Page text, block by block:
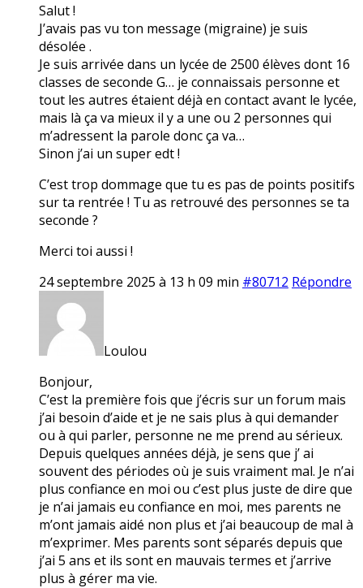
Salut !
J’avais pas vu ton message (migraine) je suis
désolée .
Je suis arrivée dans un lycée de 2500 élèves dont 16
classes de seconde G… je connaissais personne et
tout les autres étaient déjà en contact avant le lycée,
mais là ça va mieux il y a une ou 2 personnes qui
m’adressent la parole donc ça va…
Sinon j’ai un super edt !
C’est trop dommage que tu es pas de points positifs
sur ta rentrée ! Tu as retrouvé des personnes se ta
seconde ?
Merci toi aussi !
24 septembre 2025 à 13 h 09 min #80712 Répondre
Loulou
Bonjour,
C’est la première fois que j’écris sur un forum mais
j’ai besoin d’aide et je ne sais plus à qui demander
ou à qui parler, personne ne me prend au sérieux.
Depuis quelques années déjà, je sens que j’ ai
souvent des périodes où je suis vraiment mal. Je n’ai
plus confiance en moi ou c’est plus juste de dire que
je n’ai jamais eu confiance en moi, mes parents ne
m’ont jamais aidé non plus et j’ai beaucoup de mal à
m’exprimer. Mes parents sont séparés depuis que
j’ai 5 ans et ils sont en mauvais termes et j’arrive
plus à gérer ma vie.